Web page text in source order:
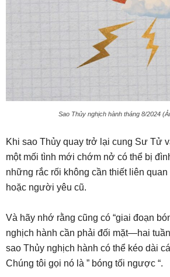
Sao Thủy nghịch hành tháng 8/2024
Khi sao Thủy quay trở lại cung Sư Tử
một mối tình mới chớm nở có thể bị
những rắc rối không cần thiết liên
hoặc người yêu cũ.
Và hãy nhớ rằng cũng có “giai đoạn
nghịch hành cần phải đối mặt—hai
sao Thủy nghịch hành có thể kéo dài
Chúng tôi gọi nó là ” bóng tối ngược “.